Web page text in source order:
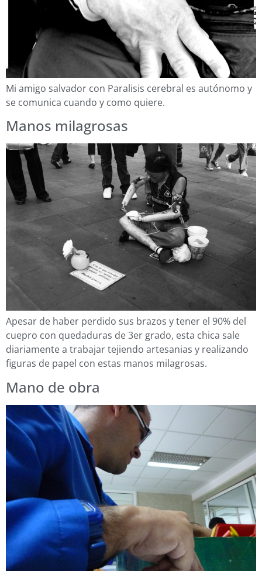
Mi amigo salvador con Paralisis cerebral es autónomo y
se comunica cuando y como quiere.
Manos milagrosas
Apesar de haber perdido sus brazos y tener el 90% del
cuepro con quedaduras de 3er grado, esta chica sale
diariamente a trabajar tejiendo artesanias y realizando
figuras de papel con estas manos milagrosas.
Mano de obra